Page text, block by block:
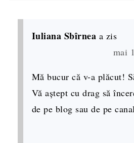
Iuliana Sbîrnea a zis
mai
Mă bucur că v-a plăcut!
Vă aștept cu drag să
de pe blog sau de pe